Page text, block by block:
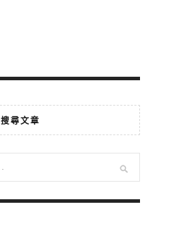
搜尋文章